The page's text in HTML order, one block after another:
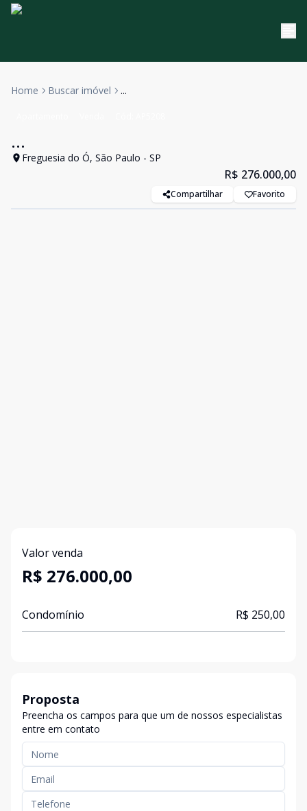
Home Buscar imóvel ...
...
Freguesia do Ó, São Paulo - SP
R$ 276.000,00
Compartilhar Favorito
Valor venda
R$ 276.000,00
Condomínio R$ 250,00
Proposta
Preencha os campos para que um de nossos especialistas
entre em contato